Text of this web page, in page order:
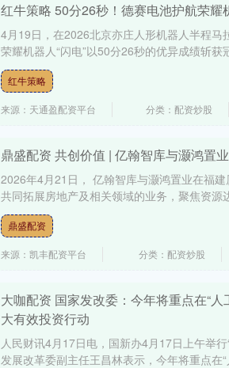
红牛策略 50分26秒！德赛电池护航荣耀
4月19日，在2026北京亦庄人形机器人半程马
荣耀机器人“闪电”以50分26秒的优异成绩斩
红牛策略
来源：天通盈配资平台 分类：配资炒股
鼎盛配资 共创价值 | 亿翰智库与灏鸿置
2026年4月21日， 亿翰智库与灏鸿置业在福
共同拓展房地产及相关领域的业务，聚焦资
鼎盛配资
来源：凯丰配资平台 分类：配资炒股
大咖配资 国家发改委：今年将重点在“
大有效投资行动
人民财讯4月17日电，国新办4月17日上午举
发展改革委副主任王昌林表示，今年将重点在